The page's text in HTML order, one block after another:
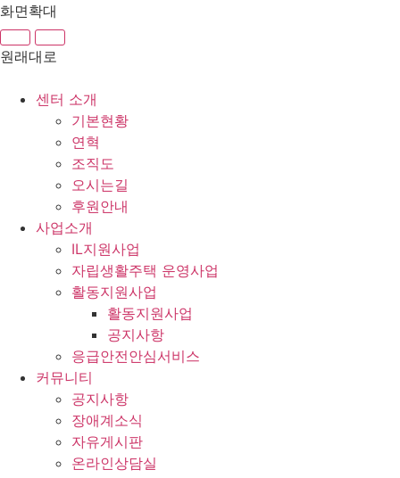
콘
텐
츠
화면확대
원래대로
센터 소개
기본현황
연혁
조직도
오시는길
후원안내
사업소개
IL지원사업
자립생활주택 운영사업
활동지원사업
활동지원사업
공지사항
응급안전안심서비스
커뮤니티
공지사항
장애계소식
자유게시판
온라인상담실